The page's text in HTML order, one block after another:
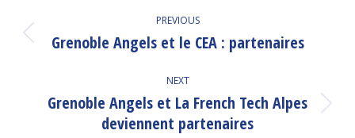
NAVIGATION
PREVIOUS
Previous
Grenoble Angels et le CEA : partenaires
NEXT
Next
post:
Grenoble Angels et La French Tech Alpes
deviennent partenaires